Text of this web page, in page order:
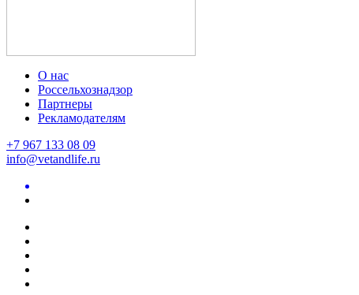
О нас
Россельхознадзор
Партнеры
Рекламодателям
+7 967 133 08 09
info@vetandlife.ru